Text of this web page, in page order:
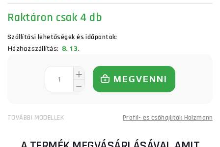
Raktáron csak 4 db
Szállítási lehetőségek és időpontok:
Házhozszállítás: 8. 13.
MEGVENNI
TOVÁBBI MODELLEK Profil- és csőhajlítók Holzmann